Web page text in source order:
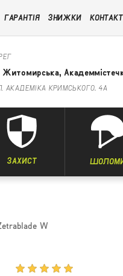
ГАРАНТІЯ ЗНИЖКИ
АКАДЕМІКА КРИМСЬКОГО, 4А
ЗАХИСТ
W